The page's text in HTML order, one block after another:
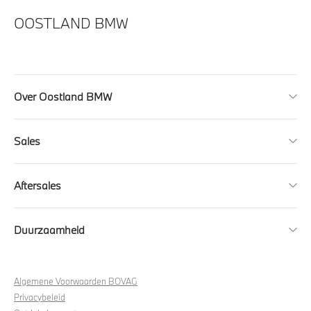
OOSTLAND BMW
Over Oostland BMW
Sales
Aftersales
Duurzaamheid
Algemene Voorwaarden BOVAG
Privacybeleid